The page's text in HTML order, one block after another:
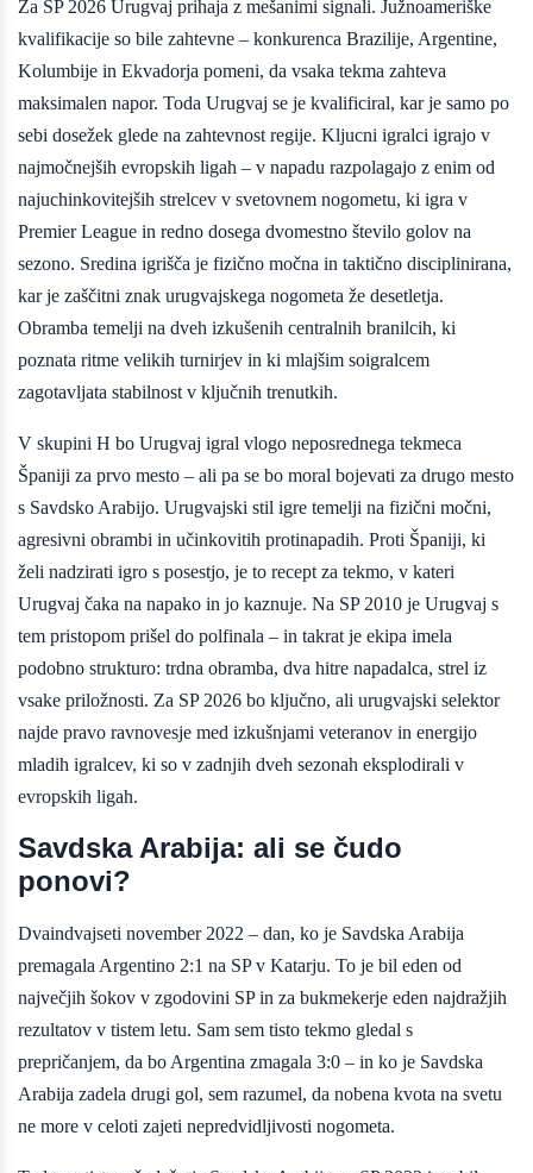
Za SP 2026 Urugvaj prihaja z mešanimi signali. Južnoameriške
kvalifikacije so bile zahtevne – konkurenca Brazilije, Argentine,
Kolumbije in Ekvadorja pomeni, da vsaka tekma zahteva
maksimalen napor. Toda Urugvaj se je kvalificiral, kar je samo po
sebi dosežek glede na zahtevnost regije. Kljucni igralci igrajo v
najmočnejših evropskih ligah – v napadu razpolagajo z enim od
najuchinkovitejših strelcev v svetovnem nogometu, ki igra v
Premier League in redno dosega dvomestno število golov na
sezono. Sredina igrišča je fizično močna in taktično disciplinirana,
kar je zaščitni znak urugvajskega nogometa že desetletja.
Obramba temelji na dveh izkušenih centralnih branilcih, ki
poznata ritme velikih turnirjev in ki mlajšim soigralcem
zagotavljata stabilnost v ključnih trenutkih.
V skupini H bo Urugvaj igral vlogo neposrednega tekmeca
Španiji za prvo mesto – ali pa se bo moral bojevati za drugo mesto
s Savdsko Arabijo. Urugvajski stil igre temelji na fizični močni,
agresivni obrambi in učinkovitih protinapadih. Proti Španiji, ki
želi nadzirati igro s posestjo, je to recept za tekmo, v kateri
Urugvaj čaka na napako in jo kaznuje. Na SP 2010 je Urugvaj s
tem pristopom prišel do polfinala – in takrat je ekipa imela
podobno strukturo: trdna obramba, dva hitre napadalca, strel iz
vsake priložnosti. Za SP 2026 bo ključno, ali urugvajski selektor
najde pravo ravnovesje med izkušnjami veteranov in energijo
mladih igralcev, ki so v zadnjih dveh sezonah eksplodirali v
evropskih ligah.
Savdska Arabija: ali se čudo
ponovi?
Dvaindvajseti november 2022 – dan, ko je Savdska Arabija
premagala Argentino 2:1 na SP v Katarju. To je bil eden od
največjih šokov v zgodovini SP in za bukmekerje eden najdražjih
rezultatov v tistem letu. Sam sem tisto tekmo gledal s
prepričanjem, da bo Argentina zmagala 3:0 – in ko je Savdska
Arabija zadela drugi gol, sem razumel, da nobena kvota na svetu
ne more v celoti zajeti nepredvidljivosti nogometa.